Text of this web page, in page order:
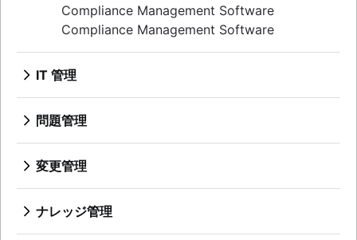
Compliance Management Software
Compliance Management Software
IT 管理
概要
問題管理
概要
テンプレート
変更管理
概要
ベスト・プラクティス
ナレッジ管理
概要